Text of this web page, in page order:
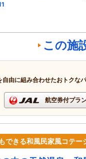
この施
自由に組み合わせたおトクな
航空券付プラ
きる和風民家風コテー